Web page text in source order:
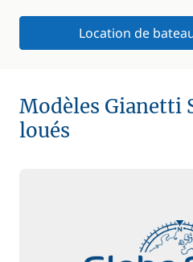
Location de
Modèles Gianetti
loués